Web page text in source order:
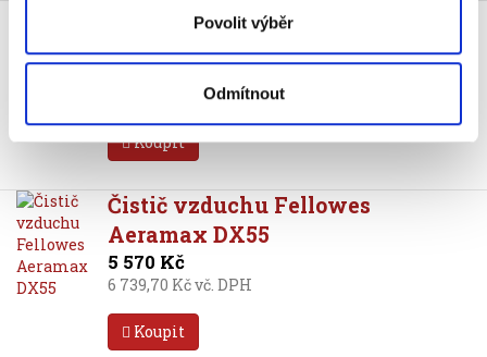
Povolit výběr
Odmítnout
Čistič vzduchu Fellowes
3 890 Kč
4 706,90 Kč vč. DPH
Koupit
Čistič vzduchu Fellowes
Aeramax DX55
5 570 Kč
6 739,70 Kč vč. DPH
Koupit